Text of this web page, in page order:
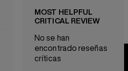
MOST HELPFUL
CRITICAL REVIEW
No se han
encontrado reseñas
críticas